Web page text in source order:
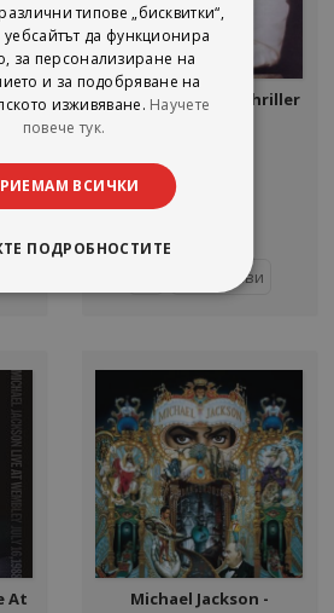
Michael Jackson - Thriller
26,00 €
Добави
At
Michael Jackson ‎-
типове „бисквитки“,
да функционира
за персонализиране на
и за подобряване на
изживяване. Научете
повече тук.
ВСИЧКИ
ПОДРОБНОСТИТЕ